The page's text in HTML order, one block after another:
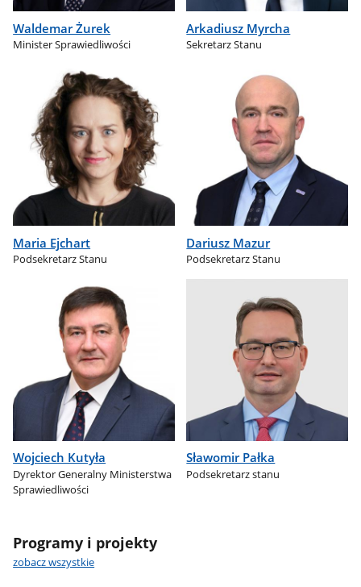
Waldemar Żurek
Minister Sprawiedliwości
Arkadiusz Myrcha
Sekretarz Stanu
Maria Ejchart
Podsekretarz Stanu
Dariusz Mazur
Podsekretarz Stanu
Wojciech Kutyła
Dyrektor Generalny Ministerstwa
Sprawiedliwości
Sławomir Pałka
Podsekretarz stanu
Programy i projekty
zobacz wszystkie